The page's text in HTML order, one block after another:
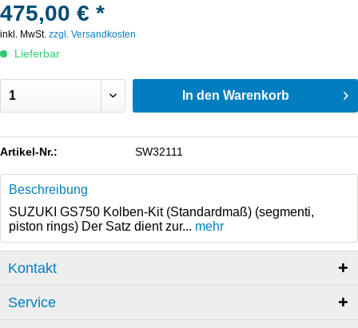
475,00 € *
inkl. MwSt. zzgl. Versandkosten
Lieferbar
In den Warenkorb
Artikel-Nr.: SW32111
Beschreibung
SUZUKI GS750 Kolben-Kit (Standardmaß) (segmenti,
piston rings) Der Satz dient zur... mehr
Kontakt
Service